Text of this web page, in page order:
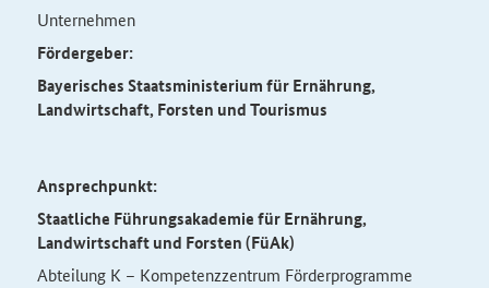
Unternehmen
Fördergeber:
Bayerisches Staatsministerium für Ernährung,
Landwirtschaft, Forsten und Tourismus
Ansprechpunkt:
Staatliche Führungsakademie für Ernährung,
Landwirtschaft und Forsten (FüAk)
Abteilung K – Kompetenzzentrum Förderprogramme